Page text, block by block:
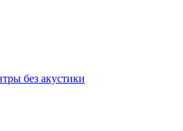
без акустики